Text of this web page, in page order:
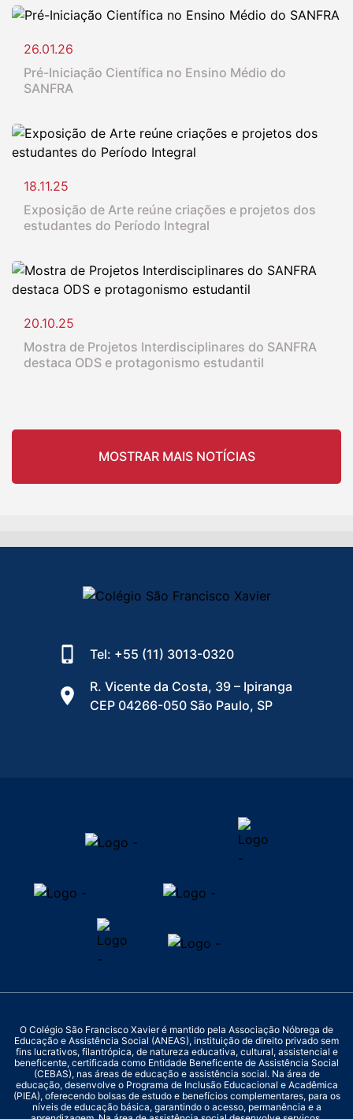
26.01.26
Pré-Iniciação Científica no Ensino Médio do
SANFRA
18.11.25
Exposição de Arte reúne criações e projetos dos
estudantes do Período Integral
20.10.25
Mostra de Projetos Interdisciplinares do SANFRA
destaca ODS e protagonismo estudantil
MOSTRAR MAIS NOTÍCIAS
Tel: +55 (11) 3013-0320
R. Vicente da Costa, 39 – Ipiranga
CEP 04266-050 São Paulo, SP
O Colégio São Francisco Xavier é mantido pela Associação Nóbrega de
Educação e Assistência Social (ANEAS), instituição de direito privado sem
fins lucrativos, filantrópica, de natureza educativa, cultural, assistencial e
beneficente, certificada como Entidade Beneficente de Assistência Social
(CEBAS), nas áreas de educação e assistência social. Na área de
educação, desenvolve o Programa de Inclusão Educacional e Acadêmica
(PIEA), oferecendo bolsas de estudo e benefícios complementares, para os
níveis de educação básica, garantindo o acesso, permanência e a